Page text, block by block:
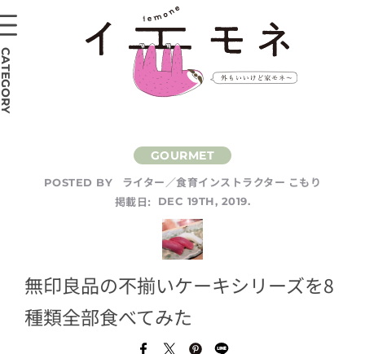
POSTED BY
ライター／食育インストラクター こもり
掲載日:
DEC 19TH, 2019.
無印良品の不揃いケーキシリーズを8
種類全部食べてみた